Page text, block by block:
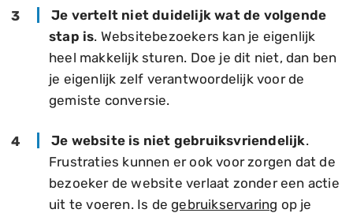
Je vertelt niet duidelijk wat de volgende
stap is. Websitebezoekers kan je eigenlijk
heel makkelijk sturen. Doe je dit niet, dan ben
je eigenlijk zelf verantwoordelijk voor de
gemiste conversie.
Je website is niet gebruiksvriendelijk.
Frustraties kunnen er ook voor zorgen dat de
bezoeker de website verlaat zonder een actie
uit te voeren. Is degebruikservaring op je